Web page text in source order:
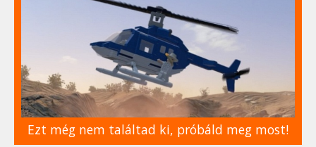
Ezt még nem találtad ki, próbáld meg most!